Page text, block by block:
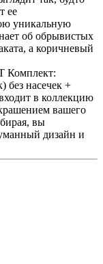
ее
уникальную
об обрывистых
а коричневый
Комплект:
без насечек +
в коллекцию
вашего
вы
дизайн и